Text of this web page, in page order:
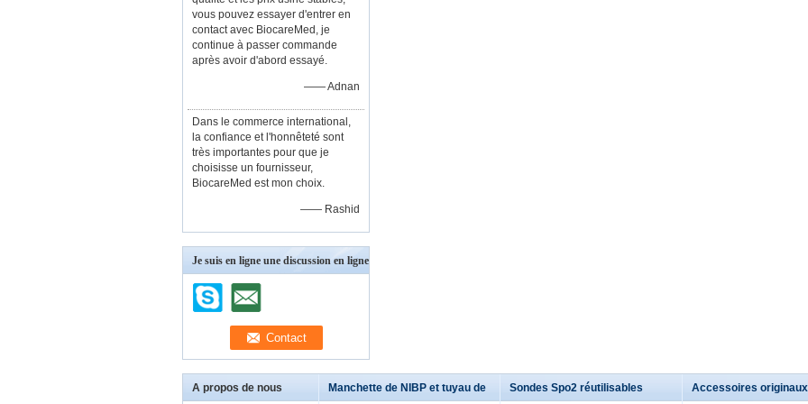
vous pouvez essayer d'entrer en
contact avec BiocareMed, je
continue à passer commande
après avoir d'abord essayé.
—— Adnan
Dans le commerce international,
la confiance et l'honnêteté sont
très importantes pour que je
choisisse un fournisseur,
BiocareMed est mon choix.
—— Rashid
Je suis en ligne une discussion en ligne
A propos de nous Manchette de NIBP et tuyau de Sondes Spo2 réutilisables Accessoires originaux